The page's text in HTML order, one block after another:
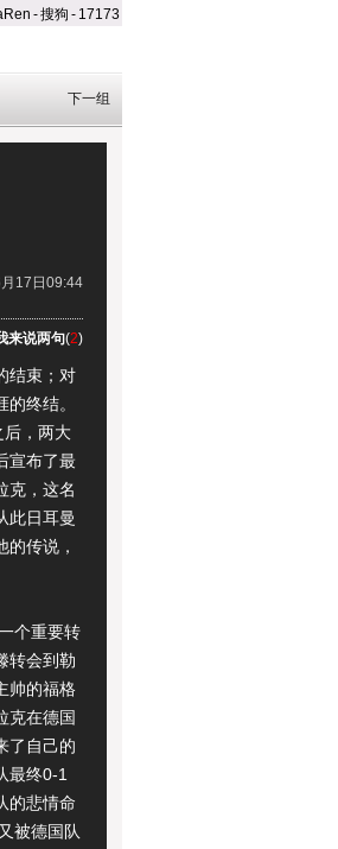
-搜狗 - 17173
下一组
17日09:44
来说两句(2)
结束；对
终结。
后，两大
宣布了最
克，这名
此日耳曼
传说，
个重要转
转会到勒
帅的福格
克在德国
了自己的
最终0-1
的悲情命
被德国队